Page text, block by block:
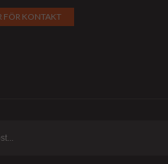
FÖR KONTAKT